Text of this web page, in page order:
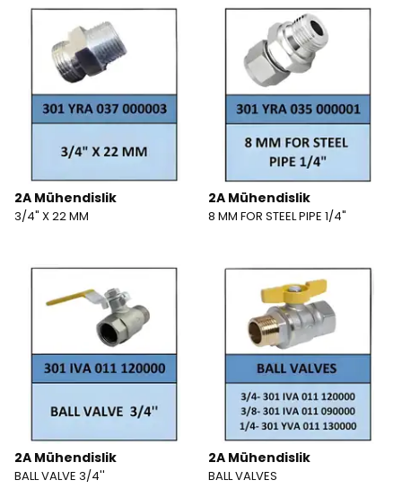
2A Mühendislik
3/4" X 22 MM
2A Mühendislik
8 MM FOR STEEL PIPE 1/4"
2A Mühendislik
BALL VALVE 3/4''
2A Mühendislik
BALL VALVES